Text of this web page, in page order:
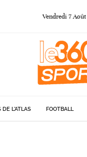
Vendredi 7Août
DE L'ATLAS FOOTBALL